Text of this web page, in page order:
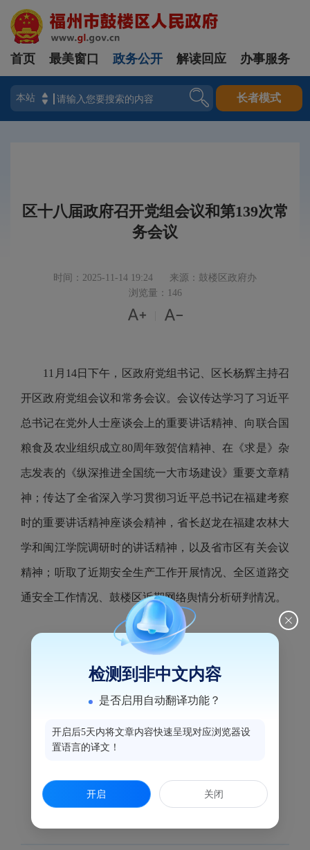
登录
首页 最美窗口 政务公开 解读回应 办事服务
长者模式
区十八届政府召开党组会议和第139次常
务会议
时间：2025-11-14 19:24
来源：鼓楼区政府办
浏览量：146
 
11月14日下午，区政府党组书记、区长杨辉主持召
开区政府党组会议和常务会议。会议传达学习了习近平
总书记在党外人士座谈会上的重要讲话精神、向联合国
粮食及农业组织成立80周年致贺信精神、在《求是》杂
志发表的《纵深推进全国统一大市场建设》重要文章精
神；传达了全省深入学习贯彻习近平总书记在福建考察
时的重要讲话精神座谈会精神，省长赵龙在福建农林大
学和闽江学院调研时的讲话精神，以及省市区有关会议
精神；听取了近期安全生产工作开展情况、全区道路交
通安全工作情况、鼓楼区近期网络舆情分析研判情况。
检测到非中文内容
是否启用自动翻译功能？
开启后5天内将文章内容快速呈现对应浏览器设
置语言的译文！
开启 关闭